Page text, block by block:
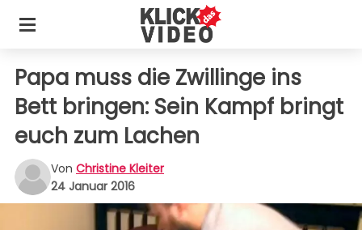
Papa muss die Zwillinge ins
Bett bringen: Sein Kampf bringt
euch zum Lachen
Von Christine Kleiter
24 Januar 2016